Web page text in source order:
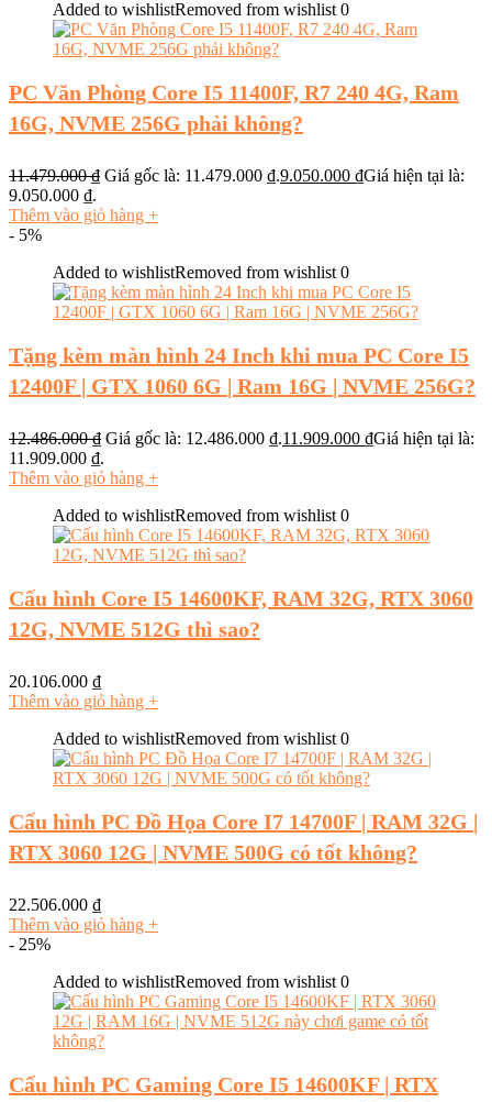
Added to wishlistRemoved from wishlist 0
PC Văn Phòng Core I5 11400F, R7 240 4G, Ram
16G, NVME 256G phải không?
11.479.000₫ Giá gốc là: 11.479.000 ₫.9.050.000 ₫Giá hiện tại là:
9.050.000 ₫.
Thêm vào giỏ hàng +
- 5%
Added to wishlistRemoved from wishlist 0
Tặng kèm màn hình 24 Inch khi mua PC Core I5
12400F | GTX 1060 6G | Ram 16G | NVME 256G?
12.486.000₫ Giá gốc là: 12.486.000 ₫.11.909.000 ₫Giá hiện tại là:
11.909.000 ₫.
Thêm vào giỏ hàng +
Added to wishlistRemoved from wishlist 0
Cấu hình Core I5 14600KF, RAM 32G, RTX 3060
12G, NVME 512G thì sao?
20.106.000 ₫
Thêm vào giỏ hàng +
Added to wishlistRemoved from wishlist 0
Cấu hình PC Đồ Họa Core I7 14700F | RAM 32G |
RTX 3060 12G | NVME 500G có tốt không?
22.506.000 ₫
Thêm vào giỏ hàng +
- 25%
Added to wishlistRemoved from wishlist 0
Cấu hình PC Gaming Core I5 14600KF | RTX